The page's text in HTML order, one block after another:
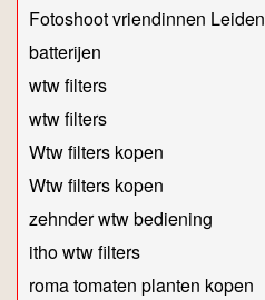
Fotoshoot vriendinnen Leiden
batterijen
wtw filters
wtw filters
Wtw filters kopen
Wtw filters kopen
zehnder wtw bediening
itho wtw filters
roma tomaten planten kopen